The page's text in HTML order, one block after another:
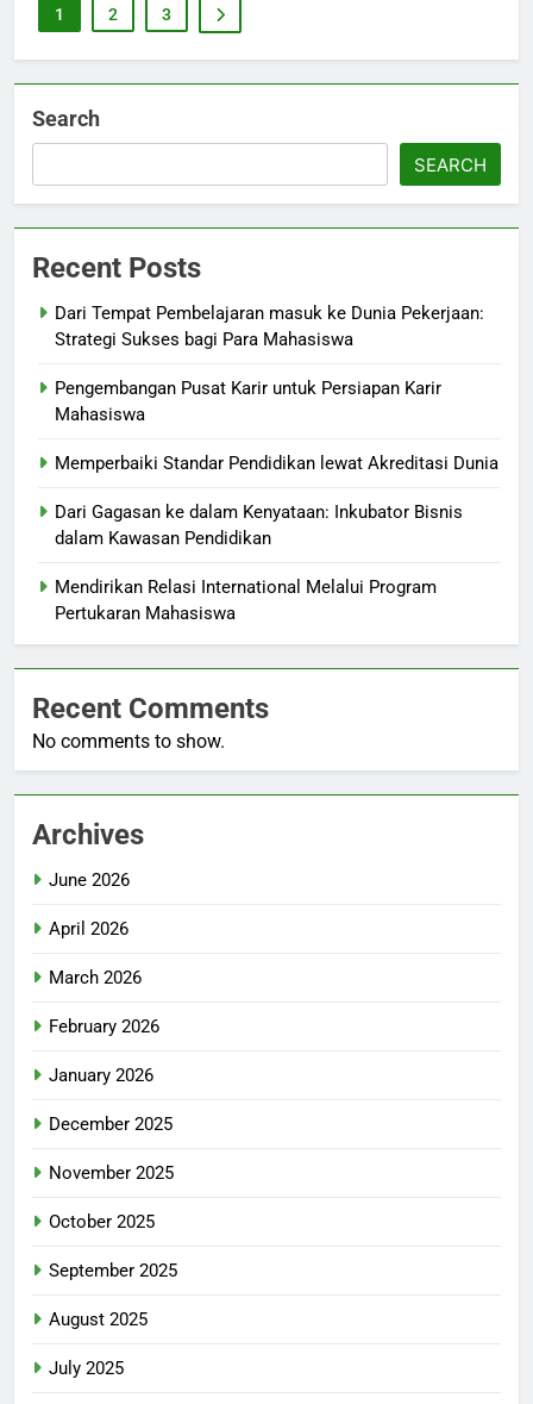
1 2 3
Search
SEARCH
Recent Posts
Dari Tempat Pembelajaran masuk ke Dunia Pekerjaan:
Strategi Sukses bagi Para Mahasiswa
Pengembangan Pusat Karir untuk Persiapan Karir
Mahasiswa
Memperbaiki Standar Pendidikan lewat Akreditasi Dunia
Dari Gagasan ke dalam Kenyataan: Inkubator Bisnis
dalam Kawasan Pendidikan
Mendirikan Relasi International Melalui Program
Pertukaran Mahasiswa
Recent Comments
No comments to show.
Archives
June 2026
April 2026
March 2026
February 2026
January 2026
December 2025
November 2025
October 2025
September 2025
August 2025
July 2025